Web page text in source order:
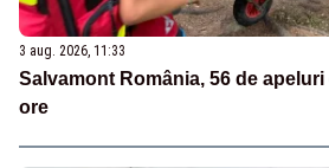
3 aug. 2026, 11:33
Salvamont România, 56 de
ore